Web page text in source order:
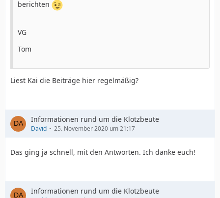
Kai
berichten
VG
Tom
Liest Kai die Beiträge hier regelmäßig?
Informationen rund um die Klotzbeute
David 25. November 2020 um 21:17
Das ging ja schnell, mit den Antworten. Ich danke euch!
Informationen rund um die Klotzbeute